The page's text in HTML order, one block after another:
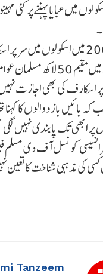
میں عبایا پہننے پر
وجہ سے فرانس میں
اسکارف کی بھی اجازت نہیں
کہ بائیں بازو والوں کا
پر ابھی تک پابندی نہیں
کونسل آف دی مسلم
کی مذہبی شناخت کا تعین
Tanzeem